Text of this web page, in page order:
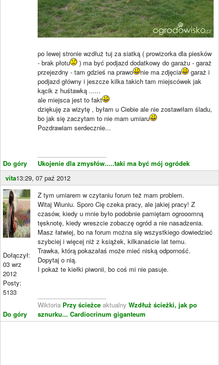
Do góry
po lewej stronie wzdłuż tuj za siatką ( prowizorka dla piesków
- brak płotu
) ma być podjazd dodatkowy do garażu - garaż
przejezdny - tam gdzieś na prawo
nie ma zdjęcia
garaż i
podjazd główny i jeszcze kilka takich tam miejscówek jak
kącik z huśtawką ......
ale miejsca jest to fakt
dziękuję za wizytę , byłam u Ciebie ale nie zostawiłam śladu,
bo jak się zaczytam to nie mam umiaru
Pozdrawiam serdecznie...
Ukojenie dla zmysłów.....taki ma być mój ogródek
vita13:29, 07 paź 2012
Dołączył:
03 wrz
2012
Posty:
5133
Do góry
Z tym umiarem w czytaniu forum też mam problem.
Witaj Wiuniu. Sporo Cię czeka pracy, ale jakiej pracy! Z
czasów, kiedy u mnie było podobnie pamiętam ogrooomną
tęsknotę, kiedy wreszcie zobaczę ogród a nie nasadzenia.
Masz łatwiej, bo na forum można się wszystkiego dowiedzieć
szybciej i więcej niż z książek, kilkanaście lat temu.
Trawka, którą pokazałaś może mieć niską odporność.
Dopytaj o nią.
I pokaż te kiełki piwonii, bo coś mi nie pasuje.
Wiktoria Przy ścieżce aktualny Wzdłuż ścieżki, jak po
sznurku... Cardiocrinum giganteum